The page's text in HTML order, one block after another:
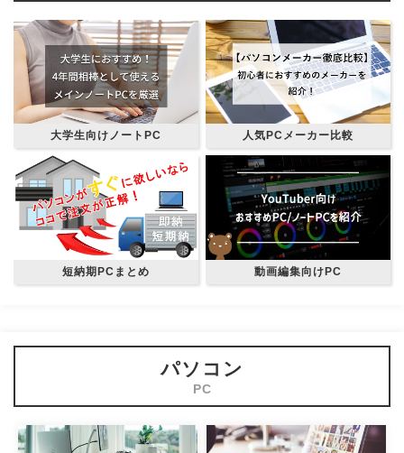
大学生向けノートPC 人気PCメーカー比較
短納期PCまとめ 動画編集向けPC
パソコン